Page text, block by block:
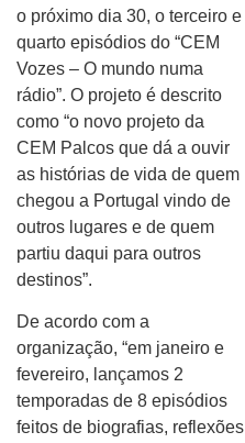
o próximo dia 30, o terceiro e
quarto episódios do “CEM
Vozes – O mundo numa
rádio”. O projeto é descrito
como “o novo projeto da
CEM Palcos que dá a ouvir
as histórias de vida de quem
chegou a Portugal vindo de
outros lugares e de quem
partiu daqui para outros
destinos”.
De acordo com a
organização, “em janeiro e
fevereiro, lançamos 2
temporadas de 8 episódios
feitos de biografias, reflexões